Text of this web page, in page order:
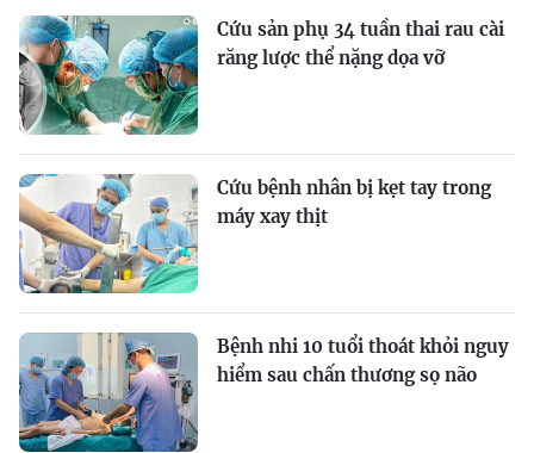
Cứu sản phụ 34 tuần thai rau cài
răng lược thể nặng dọa vỡ
Cứu bệnh nhân bị kẹt tay trong
máy xay thịt
Bệnh nhi 10 tuổi thoát khỏi nguy
hiểm sau chấn thương sọ não